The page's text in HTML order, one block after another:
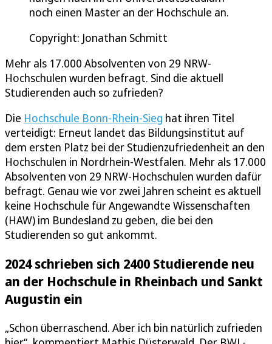
noch einen Master an der Hochschule an.
Copyright: Jonathan Schmitt
Mehr als 17.000 Absolventen von 29 NRW-
Hochschulen wurden befragt. Sind die aktuell
Studierenden auch so zufrieden?
Die Hochschule Bonn-Rhein-Sieg hat ihren Titel
verteidigt: Erneut landet das Bildungsinstitut auf
dem ersten Platz bei der Studienzufriedenheit an den
Hochschulen in Nordrhein-Westfalen. Mehr als 17.000
Absolventen von 29 NRW-Hochschulen wurden dafür
befragt. Genau wie vor zwei Jahren scheint es aktuell
keine Hochschule für Angewandte Wissenschaften
(HAW) im Bundesland zu geben, die bei den
Studierenden so gut ankommt.
2024 schrieben sich 2400 Studierende neu
an der Hochschule in Rheinbach und Sankt
Augustin ein
„Schon überraschend. Aber ich bin natürlich zufrieden